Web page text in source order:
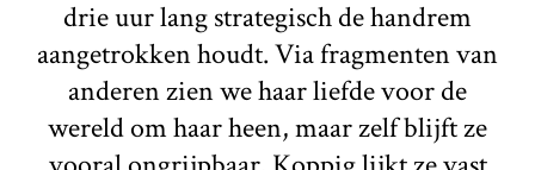
drie uur lang strategisch de handrem
aangetrokken houdt. Via fragmenten van
anderen zien we haar liefde voor de
wereld om haar heen, maar zelf blijft ze